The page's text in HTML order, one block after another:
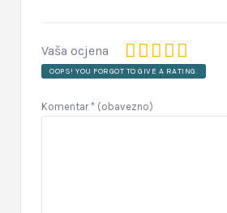
Vaša ocjena
OOPS! YOU FORGOT TO GIVE A RATING.
Komentar* (obavezno)